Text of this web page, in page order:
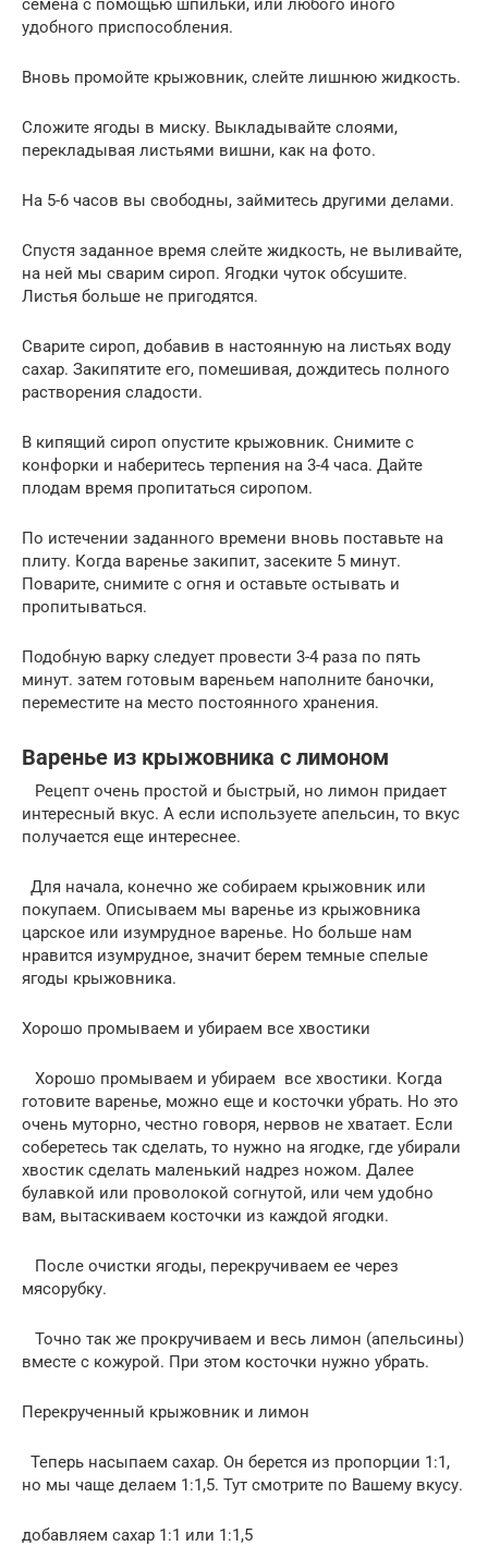
семена с помощью шпильки, или любого иного
удобного приспособления.
Вновь промойте крыжовник, слейте лишнюю жидкость.
Сложите ягоды в миску. Выкладывайте слоями,
перекладывая листьями вишни, как на фото.
На 5-6 часов вы свободны, займитесь другими делами.
Спустя заданное время слейте жидкость, не выливайте,
на ней мы сварим сироп. Ягодки чуток обсушите.
Листья больше не пригодятся.
Сварите сироп, добавив в настоянную на листьях воду
сахар. Закипятите его, помешивая, дождитесь полного
растворения сладости.
В кипящий сироп опустите крыжовник. Снимите с
конфорки и наберитесь терпения на 3-4 часа. Дайте
плодам время пропитаться сиропом.
По истечении заданного времени вновь поставьте на
плиту. Когда варенье закипит, засеките 5 минут.
Поварите, снимите с огня и оставьте остывать и
пропитываться.
Подобную варку следует провести 3-4 раза по пять
минут. затем готовым вареньем наполните баночки,
переместите на место постоянного хранения.
Варенье из крыжовника с лимоном
Рецепт очень простой и быстрый, но лимон придает
интересный вкус. А если используете апельсин, то вкус
получается еще интереснее.
Для начала, конечно же собираем крыжовник или
покупаем. Описываем мы варенье из крыжовника
царское или изумрудное варенье. Но больше нам
нравится изумрудное, значит берем темные спелые
ягоды крыжовника.
Хорошо промываем и убираем все хвостики
Хорошо промываем и убираем все хвостики. Когда
готовите варенье, можно еще и косточки убрать. Но это
очень муторно, честно говоря, нервов не хватает. Если
соберетесь так сделать, то нужно на ягодке, где убирали
хвостик сделать маленький надрез ножом. Далее
булавкой или проволокой согнутой, или чем удобно
вам, вытаскиваем косточки из каждой ягодки.
После очистки ягоды, перекручиваем ее через
мясорубку.
Точно так же прокручиваем и весь лимон (апельсины)
вместе с кожурой. При этом косточки нужно убрать.
Перекрученный крыжовник и лимон
Теперь насыпаем сахар. Он берется из пропорции 1:1,
но мы чаще делаем 1:1,5. Тут смотрите по Вашему вкусу.
добавляем сахар 1:1 или 1:1,5